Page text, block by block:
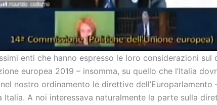
enti che hanno espresso le loro considerazioni sul
europea 2019 – insomma, su quello che l’Italia
nostro ordinamento le direttive dell’Europarlamento
Italia. A noi interessava naturalmente la parte sulla